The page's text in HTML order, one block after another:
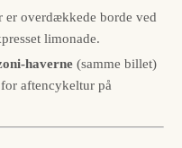
er overdækkede borde ved
limonade.
haverne (samme billet)
aftencykeltur på